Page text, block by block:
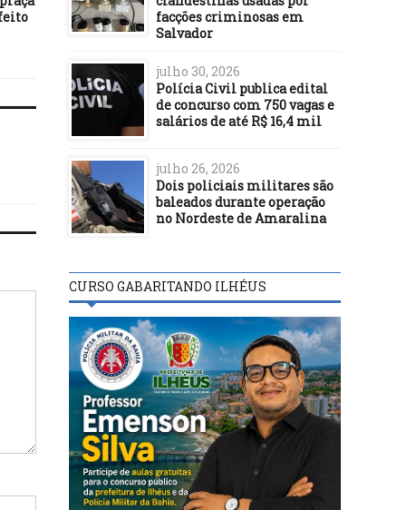
APROVADO PELO TRE-BAfacções criminosas em
Salvador
julho 30, 2026
Polícia Civil publica edital
de concurso com 750 vagas e
salários de até R$ 16,4 mil
julho 26, 2026
Dois policiais militares são
baleados durante operação
no Nordeste de Amaralina
CURSO GABARITANDO ILHÉUS